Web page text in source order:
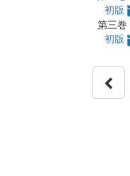
初版
第三巻
初版